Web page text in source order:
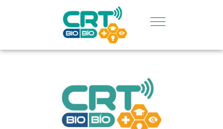
REGIÓN:
CONOCE
LOGROS
DE CRT